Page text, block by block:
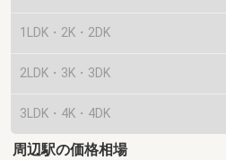
1LDK・2K・2DK
2LDK・3K・3DK
3LDK・4K・4DK
周辺駅の価格相場